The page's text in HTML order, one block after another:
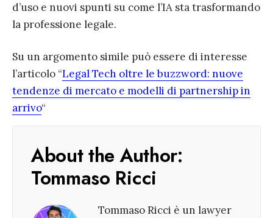
d’uso e nuovi spunti su come l’IA sta trasformando
la professione legale.
Su un argomento simile può essere di interesse
l’articolo “Legal Tech oltre le buzzword: nuove
tendenze di mercato e modelli di partnership in
arrivo“
About the Author:
Tommaso Ricci
Tommaso Ricci è un lawyer